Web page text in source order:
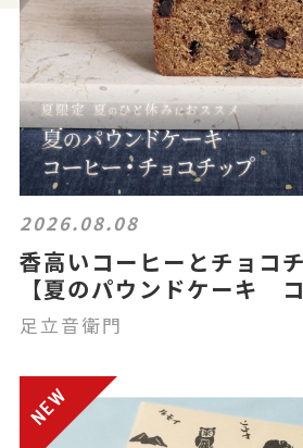
2026.08.08
香高いコーヒーとチョコ
【夏のパウンドケーキ
チップ】
足立音衛門